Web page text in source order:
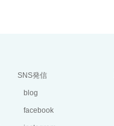
SNS発信
blog
facebook